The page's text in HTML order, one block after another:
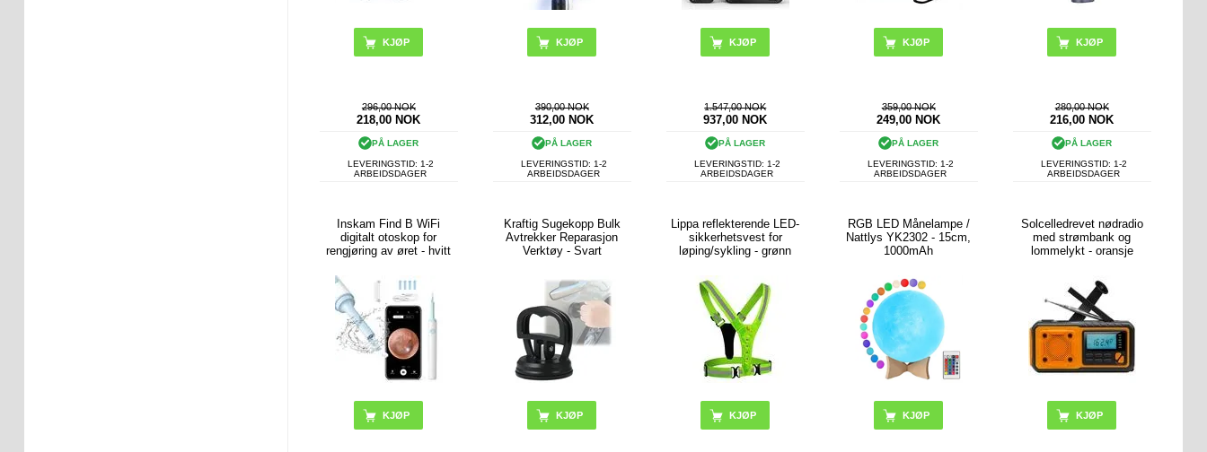
296,00 NOK
218,00 NOK
PÅ LAGER
LEVERINGSTID: 1-2
ARBEIDSDAGER
390,00 NOK
312,00 NOK
PÅ LAGER
LEVERINGSTID: 1-2
ARBEIDSDAGER
1.547,00 NOK
937,00 NOK
PÅ LAGER
LEVERINGSTID: 1-2
ARBEIDSDAGER
359,00 NOK
249,00 NOK
PÅ LAGER
LEVERINGSTID: 1-2
ARBEIDSDAGER
KJØP
280,00 NOK
216,00 NOK
PÅ LAGER
LEVERINGSTID: 1-2
ARBEIDSDAGER
Inskam Find B WiFi
digitalt otoskop for
rengjøring av øret - hvitt
Kraftig Sugekopp Bulk
Avtrekker Reparasjon
Verktøy - Svart
Lippa reflekterende LED-
sikkerhetsvest for
løping/sykling - grønn
RGB LED Månelampe /
Nattlys YK2302 - 15cm,
1000mAh
Solcelledrevet nødradio
med strømbank og
lommelykt - oransje